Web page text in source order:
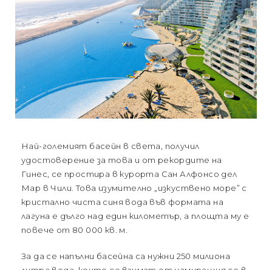
Най-големият басейн в света, получил
удостоверение за това и от рекордите на
Гинес, се простира в курорта Сан Алфонсо дел
Мар в Чили. Това изумително „изкуствено море” с
кристално чиста синя вода във формата на
лагуна е дълго над един километър, а площта му е
повече от 80 000 кв. м.
За да се напълни басейна са нужни 250 милиона